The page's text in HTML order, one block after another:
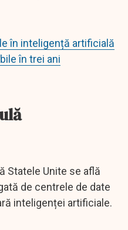
în inteligență artificială
în trei ani
Statele Unite se află
de centrele de date
inteligenței artificiale.